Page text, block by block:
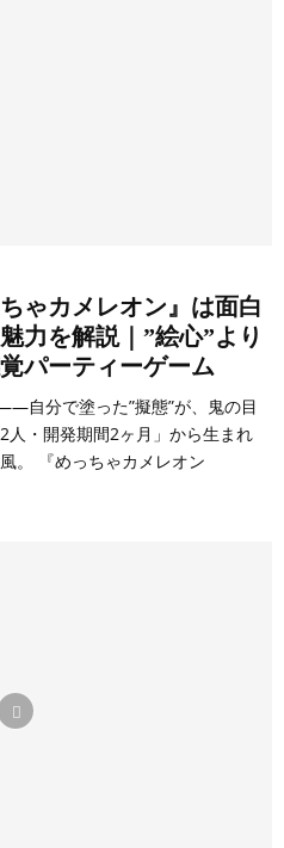
ゃカメレオン』は面白
力を解説｜”絵心”より
パーティーゲーム
自分で塗った”擬態”が、鬼の目
人・開発期間2ヶ月」から生まれ
。 『めっちゃカメレオン